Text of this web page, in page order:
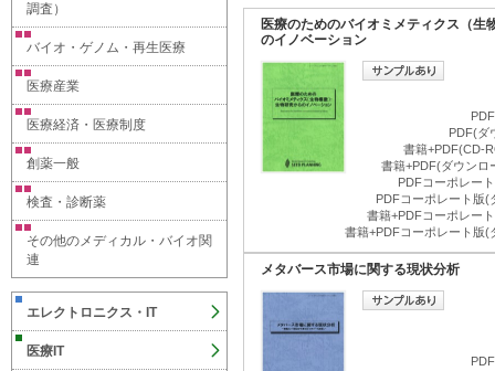
医療のためのバイオミメティクス（生
のイノベーション
PDF(ダ
書籍+PDF(CD-
書籍+PDF(ダウンロ
PDFコーポレー
PDFコーポレート版(
書籍+PDFコーポレー
書籍+PDFコーポレート版(
メタバース市場に関する現状分析
調査）
バイオ・ゲノム・再生医療
医療産業
医療経済・医療制度
創薬一般
検査・診断薬
その他のメディカル・バイオ関
連
エレクトロニクス・IT
医療IT